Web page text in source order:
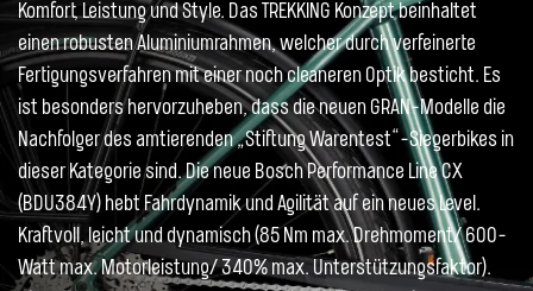
Komfort, Leistung und Style. Das TREKKING Konzept beinhaltet
einen robusten Aluminiumrahmen, welcher durch verfeinerte
Fertigungsverfahren mit einer noch cleaneren Optik besticht. Es
ist besonders hervorzuheben, dass die neuen GRAN-Modelle die
Nachfolger des amtierenden „Stiftung Warentest“-Siegerbikes in
dieser Kategorie sind. Die neue Bosch Performance Line CX
(BDU384Y) hebt Fahrdynamik und Agilität auf ein neues Level.
Kraftvoll, leicht und dynamisch (85 Nm max. Drehmoment/ 600-
Watt max. Motorleistung/ 340% max. Unterstützungsfaktor).